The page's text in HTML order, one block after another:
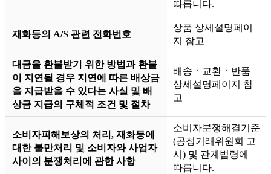
따릅니다.
재화등의 A/S 관련 전화번호
상품 상세설명페이
지 참고
대금을 환불받기 위한 방법과 환불
이 지연될 경우 지연에 따른 배상금
을 지급받을 수 있다는 사실 및 배
상금 지급의 구체적 조건 및 절차
배송ㆍ교환ㆍ반품
상세설명페이지 참
고
소비자피해보상의 처리, 재화등에
대한 불만처리 및 소비자와 사업자
사이의 분쟁처리에 관한 사항
소비자분쟁해결기준
(공정거래위원회 고
시) 및 관계법령에
따릅니다.